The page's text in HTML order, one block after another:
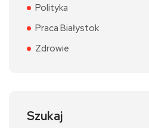
Polityka
Praca Białystok
Zdrowie
Szukaj